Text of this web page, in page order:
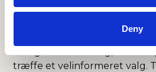
Deny
konsultation
Vi gennemgår altid diagnosen
træffe et velinformeret valg.